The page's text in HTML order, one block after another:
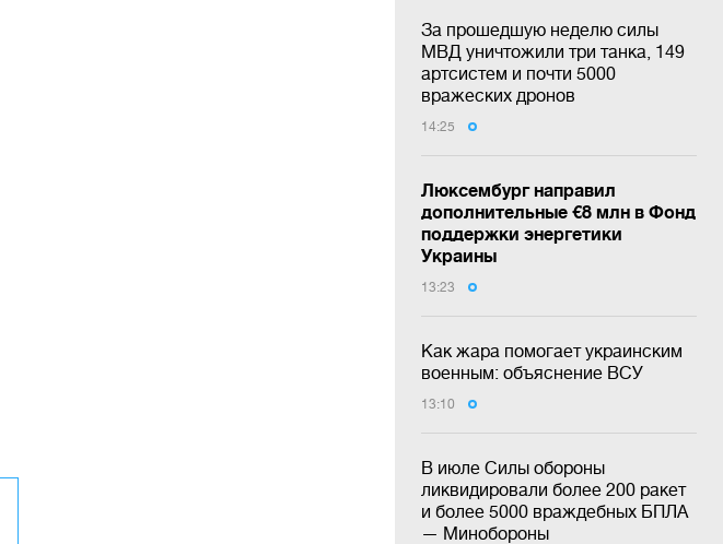
За прошедшую неделю силы
МВД уничтожили три танка, 149
артсистем и почти 5000
вражеских дронов
14:25
Люксембург направил
дополнительные €8 млн в Фонд
поддержки энергетики
Украины
13:23
Как жара помогает украинским
военным: объяснение ВСУ
13:10
В июле Силы обороны
ликвидировали более 200 ракет
и более 5000 враждебных БПЛА
— Минобороны